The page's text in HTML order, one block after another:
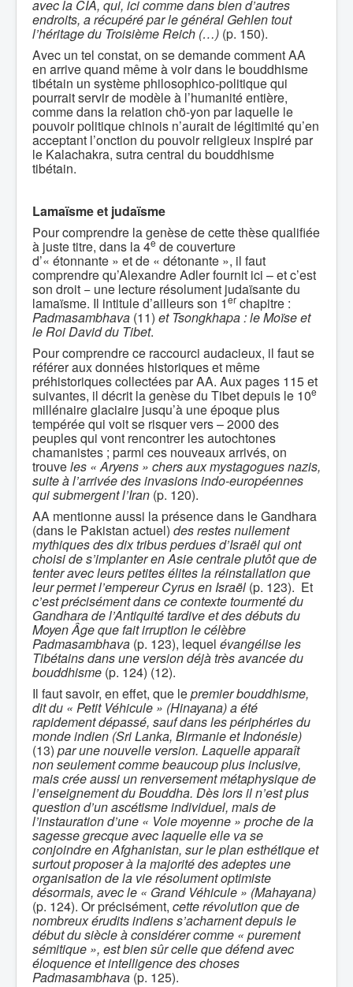
avec la CIA, qui, ici comme dans bien d’autres
endroits, a récupéré par le général Gehlen tout
l’héritage du Troisième Reich (…) (p. 150).
Avec un tel constat, on se demande comment AA
en arrive quand même à voir dans le bouddhisme
tibétain un système philosophico-politique qui
pourrait servir de modèle à l’humanité entière,
comme dans la relation chö-yon par laquelle le
pouvoir politique chinois n’aurait de légitimité qu’en
acceptant l’onction du pouvoir religieux inspiré par
le Kalachakra, sutra central du bouddhisme
tibétain.
Lamaïsme et judaïsme
Pour comprendre la genèse de cette thèse qualifiée
à juste titre, dans la 4e de couverture
d’« étonnante » et de « détonante », il faut
comprendre qu’Alexandre Adler fournit ici – et c’est
son droit − une lecture résolument judaïsante du
lamaïsme. Il intitule d’ailleurs son 1er chapitre :
Padmasambhava (11) et Tsongkhapa : le Moïse et
le Roi David du Tibet.
Pour comprendre ce raccourci audacieux, il faut se
référer aux données historiques et même
préhistoriques collectées par AA. Aux pages 115 et
suivantes, il décrit la genèse du Tibet depuis le 10e
millénaire glaciaire jusqu’à une époque plus
tempérée qui voit se risquer vers – 2000 des
peuples qui vont rencontrer les autochtones
chamanistes ; parmi ces nouveaux arrivés, on
trouveles « Aryens » chers aux mystagogues nazis,
suite à l’arrivée des invasions indo-européennes
qui submergent l’Iran (p. 120).
AA mentionne aussi la présence dans le Gandhara
(dans le Pakistan actuel) des restes nullement
mythiques des dix tribus perdues d’Israël qui ont
choisi de s’implanter en Asie centrale plutôt que de
tenter avec leurs petites élites la réinstallation que
leur permet l’empereur Cyrus en Israël (p. 123). Et
c’est précisément dans ce contexte tourmenté du
Gandhara de l’Antiquité tardive et des débuts du
Moyen Âge que fait irruption le célèbre
Padmasambhava (p. 123), lequel évangélise les
Tibétains dans une version déjà très avancée du
bouddhisme (p. 124) (12).
Il faut savoir, en effet, que lepremier bouddhisme,
dit du « Petit Véhicule » (Hinayana) a été
rapidement dépassé, sauf dans les périphéries du
monde indien (Sri Lanka, Birmanie et Indonésie)
(13) par une nouvelle version. Laquelle apparaît
non seulement comme beaucoup plus inclusive,
mais crée aussi un renversement métaphysique de
l’enseignement du Bouddha. Dès lors il n’est plus
question d’un ascétisme individuel, mais de
l’instauration d’une « Voie moyenne » proche de la
sagesse grecque avec laquelle elle va se
conjoindre en Afghanistan, sur le plan esthétique et
surtout proposer à la majorité des adeptes une
organisation de la vie résolument optimiste
désormais, avec le « Grand Véhicule » (Mahayana)
(p. 124). Or précisément, cette révolution que de
nombreux érudits indiens s’acharnent depuis le
début du siècle à considérer comme « purement
sémitique », est bien sûr celle que défend avec
éloquence et intelligence des choses
Padmasambhava (p. 125).